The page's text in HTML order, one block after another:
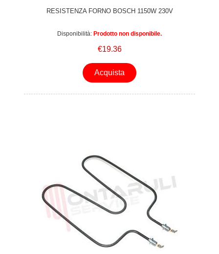
RESISTENZA FORNO BOSCH 1150W 230V
Disponibilità: Prodotto non disponibile.
€19.36
Acquista